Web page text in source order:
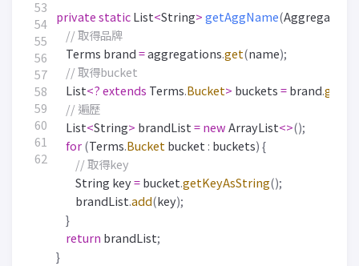
54
57
62
private staticList<String> getAggName(Aggregations
// 取得品牌
Terms brand =aggregations.get(name);
// 取得bucket
List<? extends Terms.Bucket> buckets =brand.
// 遍歷
List<String> brandList =new ArrayList<>();
for(Terms.Bucketbucket : buckets) {
// 取得key
String key=bucket.getKeyAsString();
brandList.add(key);
}
return brandList;
}